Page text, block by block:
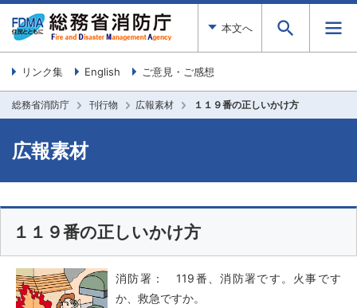
本文へ
リンク集 English ご意見・ご感想
総務省消防庁 刊行物 広報素材 １１９番の正しいかけ方
広報素材
１１９番の正しいかけ方
消防署： 119番、消防署です。火事です
か、救急ですか。